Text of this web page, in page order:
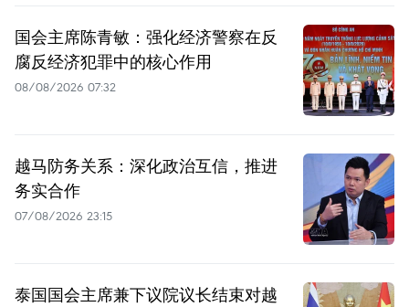
国会主席陈青敏：强化经济警察在反
腐反经济犯罪中的核心作用
08/08/2026 07:32
越马防务关系：深化政治互信，推进
务实合作
07/08/2026 23:15
泰国国会主席兼下议院议长结束对越